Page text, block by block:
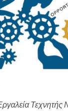
Τεχνητής